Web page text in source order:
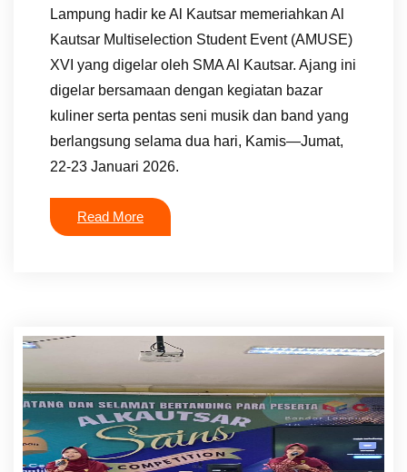
Lampung hadir ke Al Kautsar memeriahkan Al
Kautsar Multiselection Student Event (AMUSE)
XVI yang digelar oleh SMA Al Kautsar. Ajang ini
digelar bersamaan dengan kegiatan bazar
kuliner serta pentas seni musik dan band yang
berlangsung selama dua hari, Kamis—Jumat,
22-23 Januari 2026.
Read More